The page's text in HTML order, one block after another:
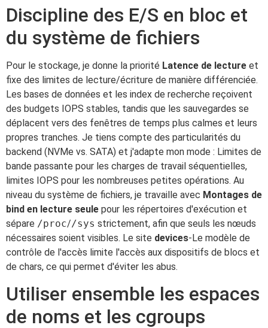
Discipline des E/S en bloc et
du système de fichiers
Pour le stockage, je donne la priorité Latence de lecture et
fixe des limites de lecture/écriture de manière différenciée.
Les bases de données et les index de recherche reçoivent
des budgets IOPS stables, tandis que les sauvegardes se
déplacent vers des fenêtres de temps plus calmes et leurs
propres tranches. Je tiens compte des particularités du
backend (NVMe vs. SATA) et j'adapte mon mode : Limites de
bande passante pour les charges de travail séquentielles,
limites IOPS pour les nombreuses petites opérations. Au
niveau du système de fichiers, je travaille avec Montages de
bind en lecture seule pour les répertoires d'exécution et
sépare /proc//sys strictement, afin que seuls les nœuds
nécessaires soient visibles. Le site devices-Le modèle de
contrôle de l'accès limite l'accès aux dispositifs de blocs et
de chars, ce qui permet d'éviter les abus.
Utiliser ensemble les espaces
de noms et les cgroups